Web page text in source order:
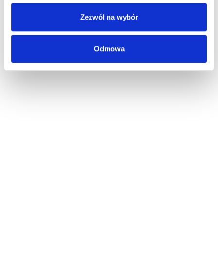
Zezwól na wybór
Odmowa